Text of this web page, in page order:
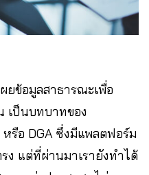
ยข้อมูลสาธารณะเพื่อ
เป็นบทบาทของ
รือ DGA ซึ่งมีแพลตฟอร์ม
ง แต่ที่ผ่านมาเรายังทำได้